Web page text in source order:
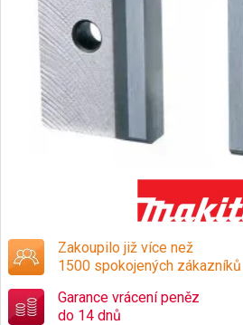
Zakoupilo již více než
1500 spokojených zákazníků
Garance vrácení peněz
do 14 dnů